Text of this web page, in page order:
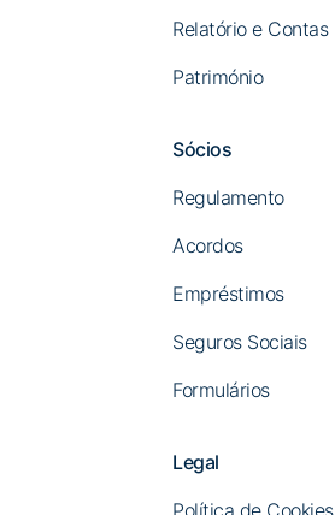
Relatório e Contas
Património
Sócios
Regulamento
Acordos
Empréstimos
Seguros Sociais
Formulários
Legal
Política de Cookies